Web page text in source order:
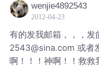
wenjie4892543
2012-04-23
有的发我邮箱，，，
2543@sina.com 或者
啊！！！神啊！！救救